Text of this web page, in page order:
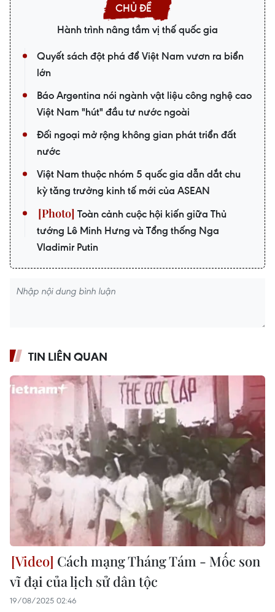
Hành trình nâng tầm vị thế quốc gia
Quyết sách đột phá để Việt Nam vươn ra biển
lớn
Báo Argentina nói ngành vật liệu công nghệ cao
Việt Nam "hút" đầu tư nước ngoài
Đối ngoại mở rộng không gian phát triển đất
nước
Việt Nam thuộc nhóm 5 quốc gia dẫn dắt chu
kỳ tăng trưởng kinh tế mới của ASEAN
Toàn cảnh cuộc hội kiến giữa Thủ
tướng Lê Minh Hưng và Tổng thống Nga
Vladimir Putin
TIN LIÊN QUAN
Cách mạng Tháng Tám - Mốc son
vĩ đại của lịch sử dân tộc
19/08/2025 02:46